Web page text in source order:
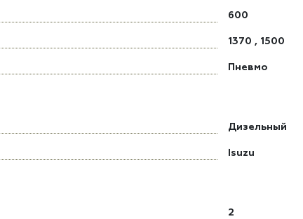
600
1370 , 1500
Пневмо
Дизельный
Isuzu
2